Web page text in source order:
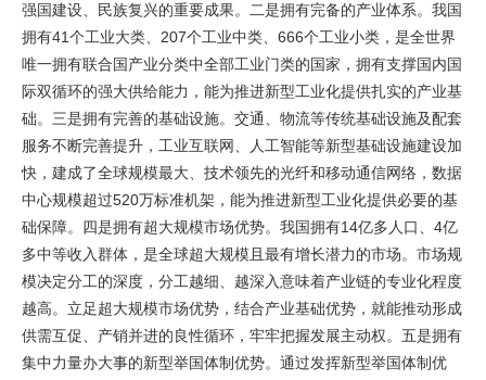
强国建设、民族复兴的重要成果。二是拥有完备的产业体系。我国
拥有41个工业大类、207个工业中类、666个工业小类，是全世界
唯一拥有联合国产业分类中全部工业门类的国家，拥有支撑国内国
际双循环的强大供给能力，能为推进新型工业化提供扎实的产业基
础。三是拥有完善的基础设施。交通、物流等传统基础设施及配套
服务不断完善提升，工业互联网、人工智能等新型基础设施建设加
快，建成了全球规模最大、技术领先的光纤和移动通信网络，数据
中心规模超过520万标准机架，能为推进新型工业化提供必要的基
础保障。四是拥有超大规模市场优势。我国拥有14亿多人口、4亿
多中等收入群体，是全球超大规模且最有增长潜力的市场。市场规
模决定分工的深度，分工越细、越深入意味着产业链的专业化程度
越高。立足超大规模市场优势，结合产业基础优势，就能推动形成
供需互促、产销并进的良性循环，牢牢把握发展主动权。五是拥有
集中力量办大事的新型举国体制优势。通过发挥新型举国体制优